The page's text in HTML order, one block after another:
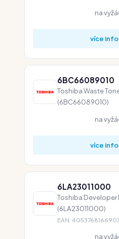
na
více
6BC66089010
Toshiba Waste
(6BC66089010)
na
více
6LA23011000
Toshiba Developer
(6LA23011000)
EAN:
na